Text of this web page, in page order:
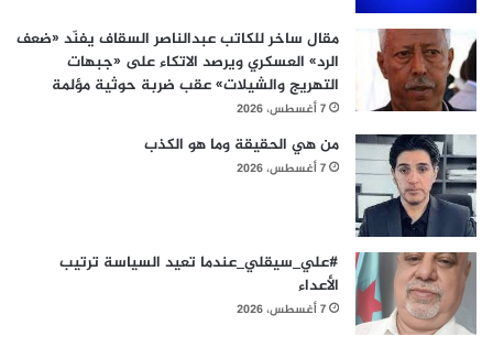
مقال ساخر للكاتب عبدالناصر السقاف يفنّد «ضعف
الرد» العسكري ويرصد الاتكاء على «جبهات
التهريج والشيلات» عقب ضربة حوثية مؤلمة
7 أغسطس، 2026
من هي الحقيقة وما هو الكذب
7 أغسطس، 2026
#علي_سيقلي_عندما تعيد السياسة ترتيب
الأعداء
7 أغسطس، 2026